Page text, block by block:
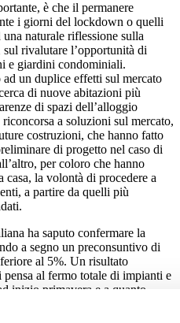
è che il permanere
i giorni del lockdown o quelli
naturale riflessione sulla
rivalutare l’opportunità di
e giardini condominiali.
un duplice effetti sul mercato
di nuove abitazioni più
di spazi dell’alloggio
a soluzioni sul mercato,
costruzioni, che hanno fatto
di progetto nel caso di
per coloro che hanno
casa, la volontà di procedere a
a partire da quelli più
ha saputo confermare la
a segno un preconsuntivo di
al 5%. Un risultato
al fermo totale di impianti e
inizio primavera e a quanto,